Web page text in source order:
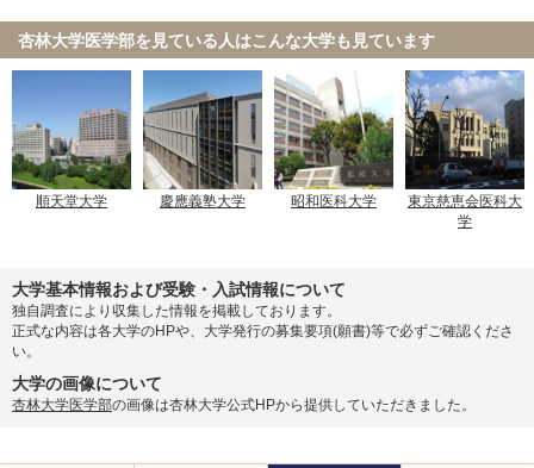
杏林大学医学部を見ている人はこんな大学も見ています
順天堂大学 慶應義塾大学 昭和医科大学
東京慈恵会医科大
学
大学基本情報および受験・入試情報について
独自調査により収集した情報を掲載しております。
正式な内容は各大学のHPや、大学発行の募集要項(願書)等で必ずご確認くださ
い。
大学の画像について
杏林大学医学部の画像は杏林大学公式HPから提供していただきました。